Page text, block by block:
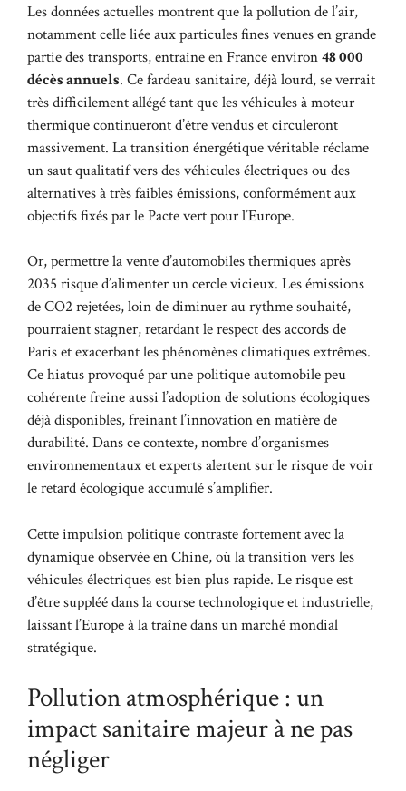
Les données actuelles montrent que la pollution de l’air,
notamment celle liée aux particules fines venues en grande
partie des transports, entraîne en France environ48 000
décès annuels. Ce fardeau sanitaire, déjà lourd, se verrait
très difficilement allégé tant que les véhicules à moteur
thermique continueront d’être vendus et circuleront
massivement. La transition énergétique véritable réclame
un saut qualitatif vers des véhicules électriques ou des
alternatives à très faibles émissions, conformément aux
objectifs fixés par le Pacte vert pour l’Europe.
Or, permettre la vente d’automobiles thermiques après
2035 risque d’alimenter un cercle vicieux. Les émissions
de CO2 rejetées, loin de diminuer au rythme souhaité,
pourraient stagner, retardant le respect des accords de
Paris et exacerbant les phénomènes climatiques extrêmes.
Ce hiatus provoqué par une politique automobile peu
cohérente freine aussi l’adoption de solutions écologiques
déjà disponibles, freinant l’innovation en matière de
durabilité. Dans ce contexte, nombre d’organismes
environnementaux et experts alertent sur le risque de voir
le retard écologique accumulé s’amplifier.
Cette impulsion politique contraste fortement avec la
dynamique observée en Chine, où la transition vers les
véhicules électriques est bien plus rapide. Le risque est
d’être suppléé dans la course technologique et industrielle,
laissant l’Europe à la traîne dans un marché mondial
stratégique.
Pollution atmosphérique : un
impact sanitaire majeur à ne pas
négliger